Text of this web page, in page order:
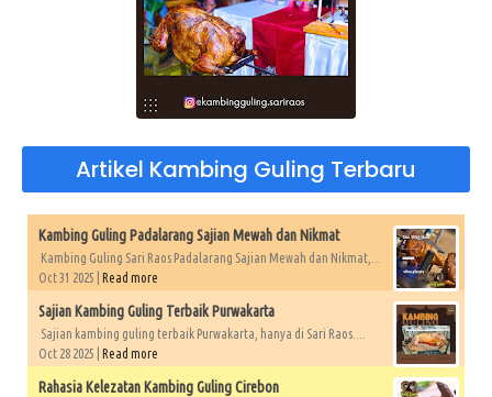
Artikel Kambing Guling Terbaru
Kambing Guling Padalarang Sajian Mewah dan Nikmat
Kambing Guling Sari Raos Padalarang Sajian Mewah dan Nikmat,...
Oct 31 2025 | Read more
Sajian Kambing Guling Terbaik Purwakarta
Sajian kambing guling terbaik Purwakarta, hanya di Sari Raos....
Oct 28 2025 | Read more
Rahasia Kelezatan Kambing Guling Cirebon